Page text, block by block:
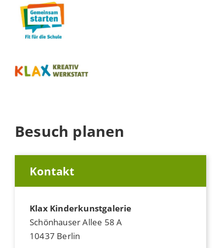
Besuch planen
Kontakt
Klax Kinderkunstgalerie
Schönhauser Allee 58 A
10437 Berlin